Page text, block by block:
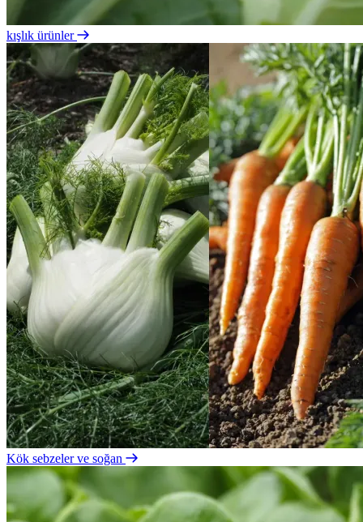
kışlık ürünler
Kök sebzeler ve soğan